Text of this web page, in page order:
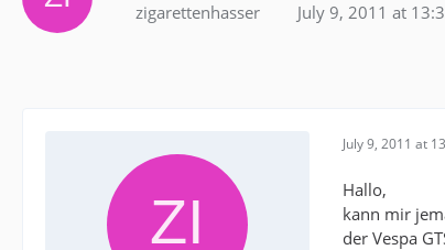
zigarettenhasser July 9, 2011 at
July 9, 2011 at
Hallo,
kann mir
der Vespa